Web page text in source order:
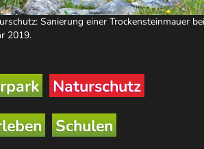
Sanierung einer Trockensteinmauer
2019.
Naturschutz
Schulen